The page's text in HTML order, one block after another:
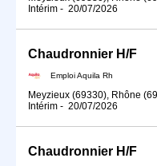
Intérim - 20/07/2026
Chaudronnier H/F
Emploi Aquila Rh
Meyzieux (69330), Rhône
Intérim - 20/07/2026
Chaudronnier H/F